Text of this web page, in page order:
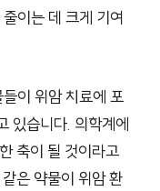
이는 데 크게 기여
이 위암 치료에 포
있습니다. 의학계에
축이 될 것이라고
은 약물이 위암 환